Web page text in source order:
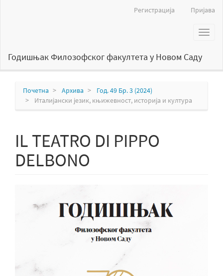
страна
Регистрација Пријава
Toggle
Годишњак Филозофског факултета у Новом Саду
Почетна Архива
Год. 49 Бр. 3 (2024)
Италијански језик, књижевност, историја и култура
IL TEATRO DI PIPPO
DELBONO
страна